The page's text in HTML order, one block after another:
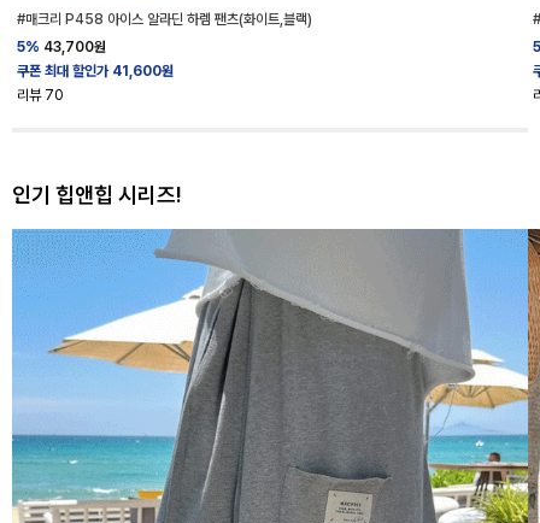
#매크리 P458 아이스 알라딘 하렘 팬츠(화이트,블랙)
5% 43,700원
쿠폰 최대 할인가 41,600원
리뷰 70
인기 힙앤힙 시리즈!